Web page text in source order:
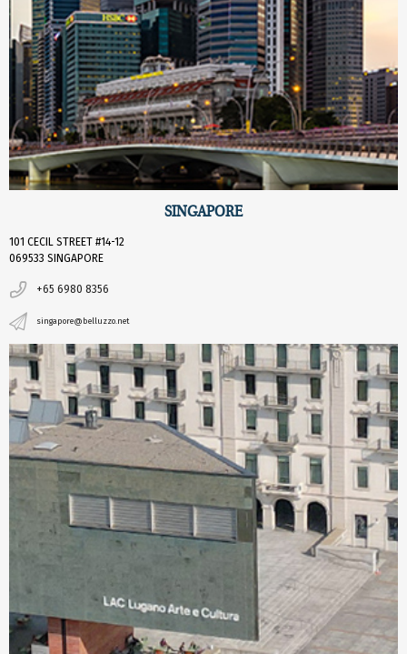
SINGAPORE
101 CECIL STREET #14-12
069533 SINGAPORE
+65 6980 8356
singapore@belluzzo.net